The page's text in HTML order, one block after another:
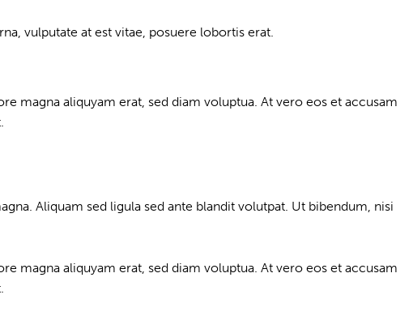
vulputate at est vitae, posuere lobortis erat.
magna aliquyam erat, sed diam voluptua. At vero eos et accusam
Aliquam sed ligula sed ante blandit volutpat. Ut bibendum, nisi
magna aliquyam erat, sed diam voluptua. At vero eos et accusam